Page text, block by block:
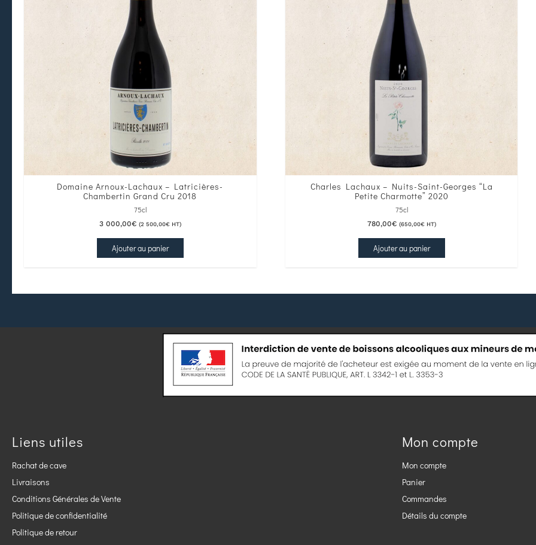
Domaine Arnoux-Lachaux – Latricières-
Chambertin Grand Cru 2018
75cl
3 000,00€ (2 500,00€HT)
Ajouter au panier
Charles Lachaux – Nuits-Saint-Georges “La
Petite Charmotte” 2020
75cl
780,00€ (650,00€HT)
Ajouter au panier
Liens utiles
Rachat de cave
Livraisons
Conditions Générales de Vente
Politique de confidentialité
Politique de retour
Mon compte
Mon compte
Panier
Commandes
Détails du compte